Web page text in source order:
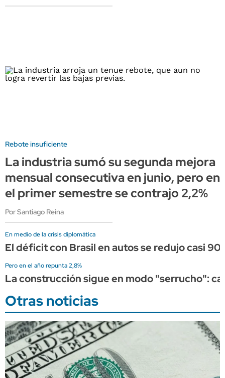
Rebote insuficiente
La industria sumó su segunda mejora
mensual consecutiva en junio, pero en
el primer semestre se contrajo 2,2%
Por Santiago Reina
En medio de la crisis diplomática
El déficit con Brasil en autos se redujo casi
Pero en el año repunta 2,8%
La construcción sigue en modo "serrucho":
Otras noticias